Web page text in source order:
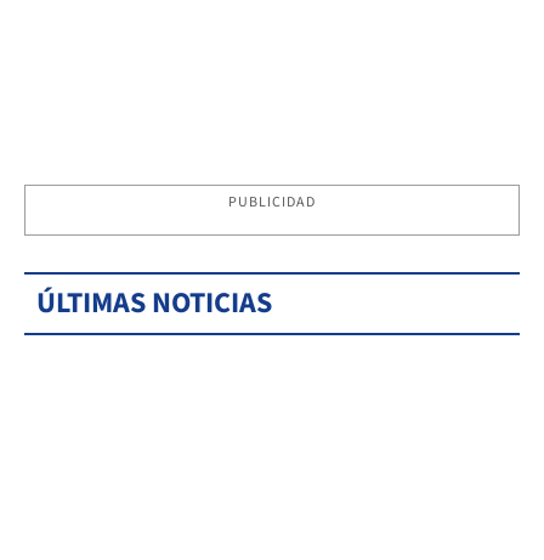
PUBLICIDAD
ÚLTIMAS NOTICIAS